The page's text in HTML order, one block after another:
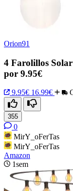
Orion91
4 Farolillos
por 9.95€
9.95€ 16.99€
355
0
MirY_oFerTas
MirY_oFerTas
Amazon
1sem